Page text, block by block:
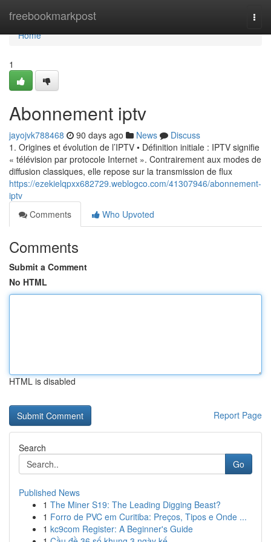
freebookmarkpost
Home
Home
1
Abonnement iptv
jayojvk788468 90 days ago News
Discuss
1. Origines et évolution de l’IPTV • Définition initiale : IPTV signifie
« télévision par protocole Internet ». Contrairement aux modes de
diffusion classiques, elle repose sur la transmission de flux
https://ezekielqpxx682729.weblogco.com/41307946/abonnement-
iptv
Comments
Who Upvoted
Comments
Submit a Comment
No HTML
HTML is disabled
Report Page
Search
Go
Published News
1 The Miner S19: The Leading Digging Beast?
1 Forro de PVC em Curitiba: Preços, Tipos e Onde ...
1 kc9com Register: A Beginner's Guide